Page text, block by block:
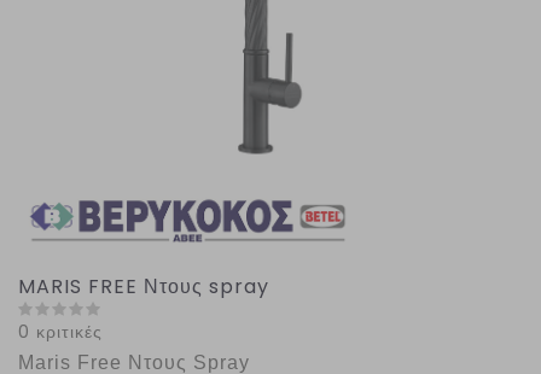
MARIS FREE Ντους spray
0 κριτικές
Maris Free Ντους Spray